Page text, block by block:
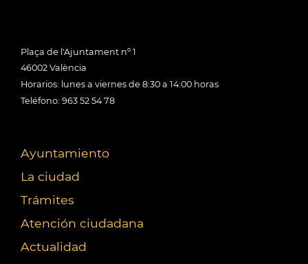
Plaça de l'Ajuntament nº 1
46002 València
Horarios: lunes a viernes de 8:30 a 14:00 horas
Teléfono: 963 52 54 78
Ayuntamiento
La ciudad
Trámites
Atención ciudadana
Actualidad